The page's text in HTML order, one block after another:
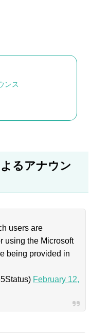
ンス
るアナウン
users are
using the Microsoft
being provided in
February 12,